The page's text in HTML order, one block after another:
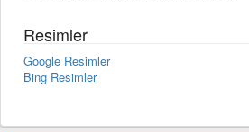
Resimler
Google Resimler
Bing Resimler